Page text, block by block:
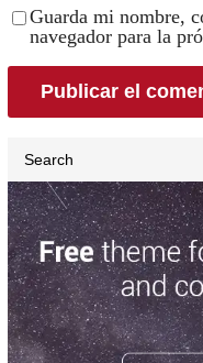
Guarda mi nombre,
navegador para la